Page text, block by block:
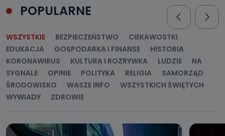
POPULARNE
WSZYSTKIE BEZPIECZEŃSTWO
CIEKAWOSTKI
EDUKACJA
GOSPODARKA I FINANSE
HISTORIA
KORONAWIRUS
KULTURA I ROZRYWKA LUDZIE
NA
SYGNALE
OPINIE POLITYKA RELIGIA
SAMORZĄD
ŚRODOWISKO
WASZE INFO
WSZYSTKICH ŚWIĘTYCH
WYWIADY
ZDROWIE